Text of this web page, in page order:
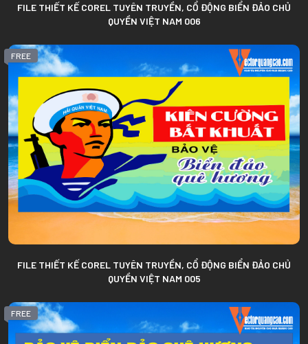
FILE THIẾT KẾ COREL TUYÊN TRUYỀN, CỔ ĐỘNG BIỂN ĐẢO CHỦ
QUYỀN VIỆT NAM 006
FREE
FILE THIẾT KẾ COREL TUYÊN TRUYỀN, CỔ ĐỘNG BIỂN ĐẢO CHỦ
QUYỀN VIỆT NAM 005
FREE